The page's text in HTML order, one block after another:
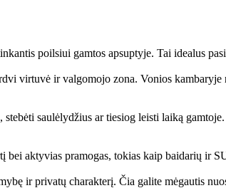
poilsiui gamtos apsuptyje. Tai idealus
virtuvė ir valgomojo zona. Vonios
saulėlydžius ar tiesiog leisti laiką
bei aktyvias pramogas, tokias kaip baidarių ir
ir privatų charakterį. Čia galite mėgautis